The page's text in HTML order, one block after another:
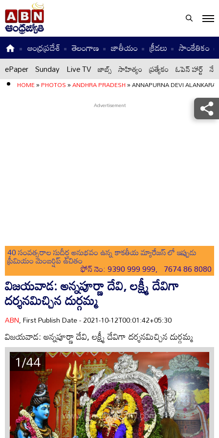
ఆంధ్రప్రదేశ్ తెలంగాణ జాతీయం క్రీడలు సాంకేతికం
ePaper Sunday Live TV జాబ్స్ సాహిత్యం ప్రత్యేకం ఓపెన్ హార్ట్
HOME»PHOTOS»ANDHRA PRADESH»ANNAPURNA DEVI
40 సంవత్సరాల సుదీర్ఘ అనుభవం ఉన్న కాకతీయ మ్యారేజస్ లో ఇప్పుడు
ప్రీమియం మెంబర్షిప్ ఉచితం
ఫోన్ నెం: 9390 999 999, 7674 86 8080
విజయవాడ: అన్నపూర్ణా దేవి, లక్ష్మీ దేవిగా
దర్శనమిచ్చిన దుర్గమ్మ
ABN, First Publish Date - 2021-10-12T00:01:42+05:30
విజయవాడ: అన్నపూర్ణా దేవి, లక్ష్మీ దేవిగా దర్శనమిచ్చిన దుర్గమ్మ
1/44